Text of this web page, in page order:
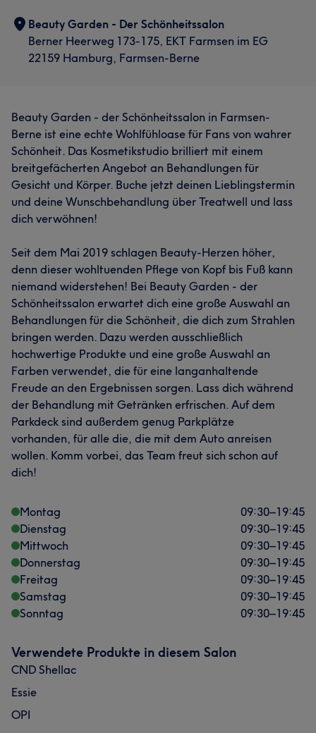
Was unsere Kunden über Tu sagen
Professionell 22 Gründlich 17 Kompetent 16
Freundlich 16
Beauty Garden - Der Schönheitssalon
Berner Heerweg 173-175, EKT Farmsen im EG
22159 Hamburg, Farmsen-Berne
Beauty Garden - der Schönheitssalon in Farmsen-
Berne ist eine echte Wohlfühloase für Fans von wahrer
Schönheit. Das Kosmetikstudio brilliert mit einem
breitgefächerten Angebot an Behandlungen für
Gesicht und Körper. Buche jetzt deinen Lieblingstermin
und deine Wunschbehandlung über Treatwell und lass
dich verwöhnen!
Seit dem Mai 2019 schlagen Beauty-Herzen höher,
denn dieser wohltuenden Pflege von Kopf bis Fuß kann
niemand widerstehen! Bei Beauty Garden - der
Schönheitssalon erwartet dich eine große Auswahl an
Behandlungen für die Schönheit, die dich zum Strahlen
bringen werden. Dazu werden ausschließlich
hochwertige Produkte und eine große Auswahl an
Farben verwendet, die für eine langanhaltende
Freude an den Ergebnissen sorgen. Lass dich während
der Behandlung mit Getränken erfrischen. Auf dem
Parkdeck sind außerdem genug Parkplätze
vorhanden, für alle die, die mit dem Auto anreisen
wollen. Komm vorbei, das Team freut sich schon auf
dich!
Montag 09:30–19:45
Dienstag
09:30–19:45
Mittwoch
09:30–19:45
Donnerstag
09:30–19:45
Freitag
09:30–19:45
Samstag
09:30–19:45
Sonntag
09:30–19:45
Verwendete Produkte in diesem Salon
CND Shellac
Essie
OPI